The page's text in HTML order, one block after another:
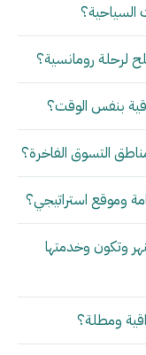
السياحية؟
لرحلة رومانسية؟
بنفس الوقت؟
التسوق الفاخرة؟
وموقع استراتيجي؟
وتكون وخدمتها
ومطلة؟